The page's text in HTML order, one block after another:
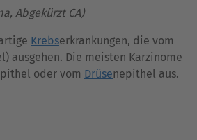
Abgekürzt CA)
Krebserkrankungen, die vom
ausgehen. Die meisten Karzinome
oder vom Drüsenepithel aus.